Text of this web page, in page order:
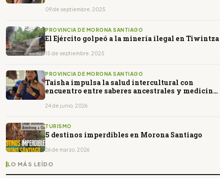
09 de septiembre, 2025
PROVINCIA DE MORONA SANTIAGO
El Ejército golpeó a la minería ilegal en Tiwintza
15 de septiembre, 2025
PROVINCIA DE MORONA SANTIAGO
Taisha impulsa la salud intercultural con
encuentro entre saberes ancestrales y medicina
24 de junio, 2026
TURISMO
5 destinos imperdibles en Morona Santiago
26 de marzo, 2026
LO MÁS LEÍDO